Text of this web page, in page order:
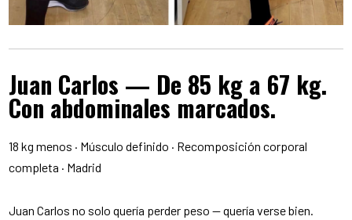
Juan Carlos — De 85 kg a 67 kg.
Con abdominales marcados.
18 kg menos · Músculo definido · Recomposición corporal
completa · Madrid
Juan Carlos no solo quería perder peso — quería verse bien.